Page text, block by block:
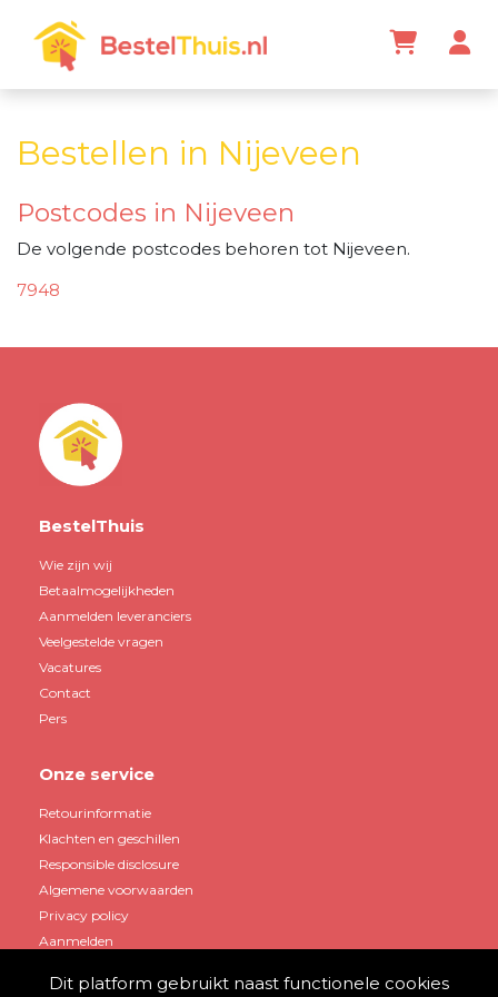
Bestellen in Nijeveen
Postcodes in Nijeveen
De volgende postcodes behoren tot Nijeveen.
7948
BestelThuis
Wie zijn wij
Betaalmogelijkheden
Aanmelden leveranciers
Veelgestelde vragen
Vacatures
Contact
Pers
Onze service
Retourinformatie
Klachten en geschillen
Responsible disclosure
Algemene voorwaarden
Privacy policy
Aanmelden
Dit platform gebruikt naast functionele cookies